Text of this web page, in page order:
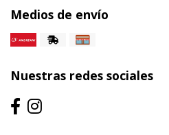
Medios de envío
Nuestras redes sociales